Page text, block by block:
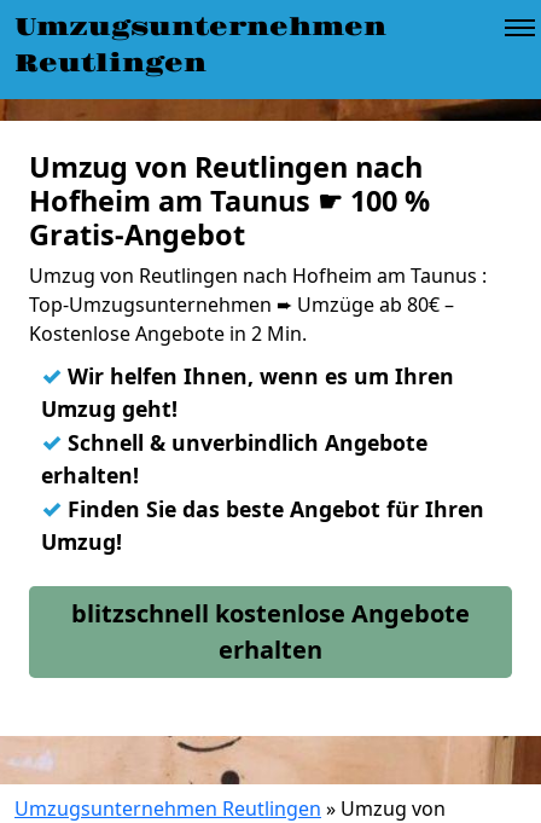
Umzugsunternehmen
Reutlingen
Umzug von Reutlingen nach
Hofheim am Taunus ☛ 100 %
Gratis-Angebot
Umzug von Reutlingen nach Hofheim am Taunus :
Top-Umzugsunternehmen ➨ Umzüge ab 80€ –
Kostenlose Angebote in 2 Min.
✓ Wir helfen Ihnen, wenn es um Ihren
Umzug geht!
✓ Schnell & unverbindlich Angebote
erhalten!
✓ Finden Sie das beste Angebot für Ihren
Umzug!
blitzschnell kostenlose Angebote
erhalten
Umzugsunternehmen Reutlingen » Umzug von